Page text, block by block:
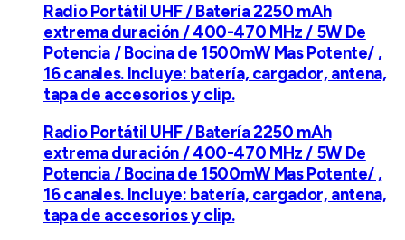
Radio Portátil UHF / Batería 2250 mAh
extrema duración / 400-470 MHz / 5W De
Potencia / Bocina de 1500mW Mas Potente/ ,
16 canales. Incluye: batería, cargador, antena,
tapa de accesorios y clip.
Radio Portátil UHF / Batería 2250 mAh
extrema duración / 400-470 MHz / 5W De
Potencia / Bocina de 1500mW Mas Potente/ ,
16 canales. Incluye: batería, cargador, antena,
tapa de accesorios y clip.